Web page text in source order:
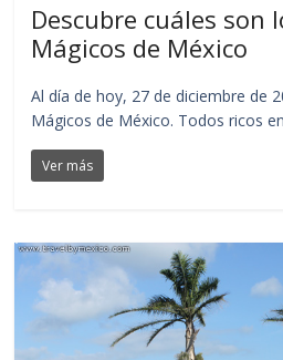
Descubre cuáles son
Mágicos de México
Al día de hoy, 27 de diciembre de
Mágicos de México. Todos ricos
Ver más